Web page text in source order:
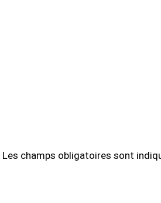
Les champs obligatoires sont